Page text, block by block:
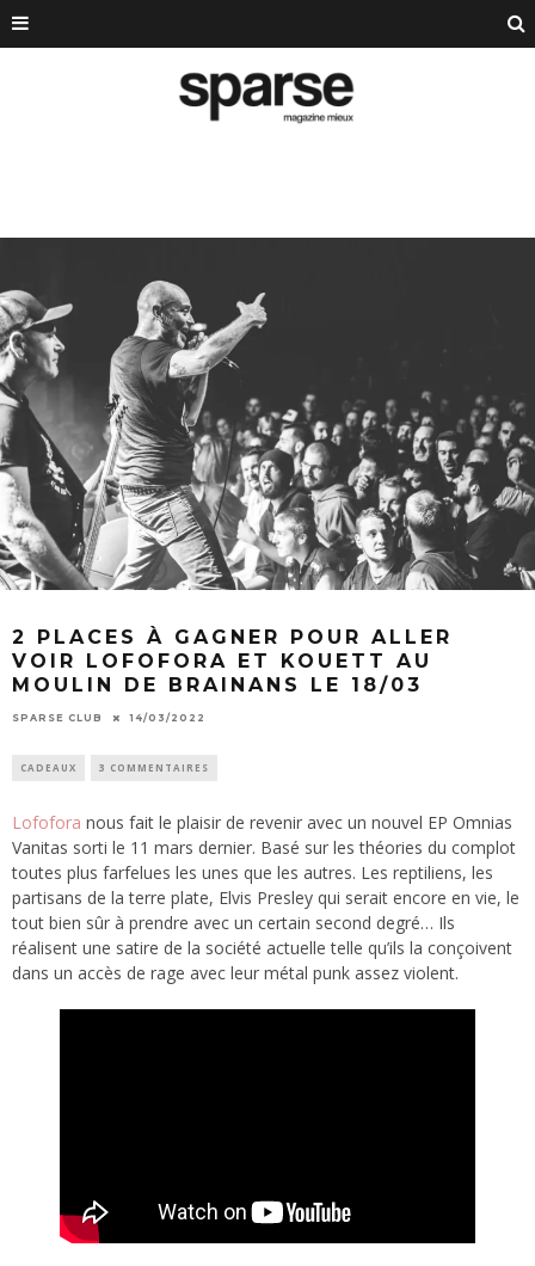
2 PLACES À GAGNER POUR ALLER
VOIR LOFOFORA ET KOUETT AU
MOULIN DE BRAINANS LE 18/03
SPARSE CLUB 14/03/2022
CADEAUX 3 COMMENTAIRES
Lofofora nous fait le plaisir de revenir avec un nouvel EP Omnias
Vanitas sorti le 11 mars dernier. Basé sur les théories du complot
toutes plus farfelues les unes que les autres. Les reptiliens, les
partisans de la terre plate, Elvis Presley qui serait encore en vie, le
tout bien sûr à prendre avec un certain second degré… Ils
réalisent une satire de la société actuelle telle qu’ils la conçoivent
dans un accès de rage avec leur métal punk assez violent.